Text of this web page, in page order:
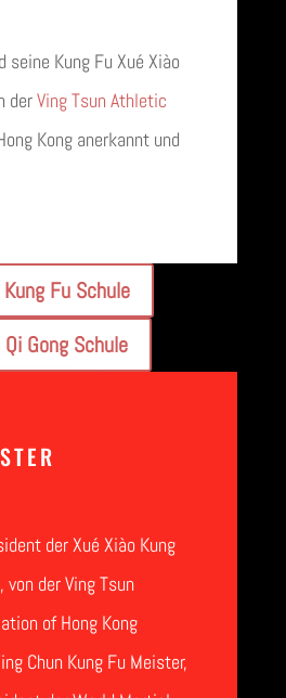
seine Kung Fu Xué Xiào
derVing Tsun Athletic
Kong anerkannt und
Fu Schule
Qi Gong Schule
der Xué Xiào Kung
der Ving Tsun
of Hong Kong
Chun Kung Fu Meister,